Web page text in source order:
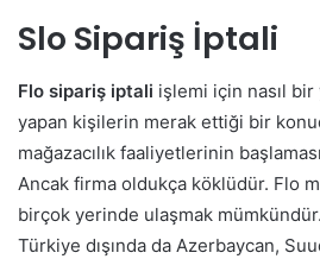
Slo Sipariş İptali
Flo sipariş iptali işlemi için nasıl
yapan kişilerin merak ettiği bir
mağazacılık faaliyetlerinin
Ancak firma oldukça köklüdür. Flo
birçok yerinde ulaşmak
Türkiye dışında da Azerbaycan,